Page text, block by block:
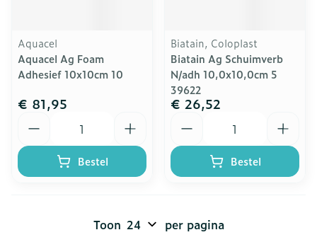
Aquacel
Aquacel Ag Foam
Adhesief 10x10cm 10
€ 81,95
Bestel
Biatain, Coloplast
Biatain Ag Schuimverb
N/adh 10,0x10,0cm 5
39622
€ 26,52
Bestel
Toon per pagina